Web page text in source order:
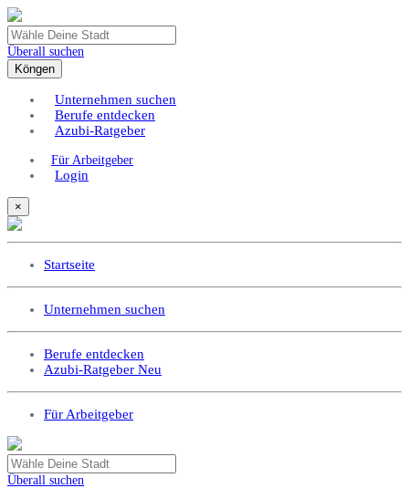
Überall suchen
Köngen
Unternehmen suchen
Berufe entdecken
Azubi-Ratgeber
Für Arbeitgeber
Login
×
Startseite
Unternehmen suchen
Berufe entdecken
Azubi-Ratgeber Neu
Für Arbeitgeber
Überall suchen